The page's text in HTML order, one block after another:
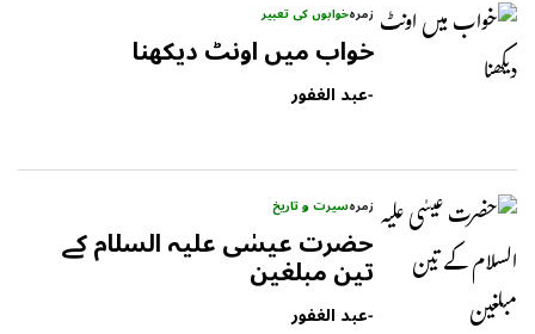
زمرہخوابوں کی تعبیر
خواب میں اونٹ دیکھنا
-عبد الغفور
زمرہسیرت و تاریخ
حضرت عیسٰی علیہ السلام کے
تین مبلغین
-عبد الغفور